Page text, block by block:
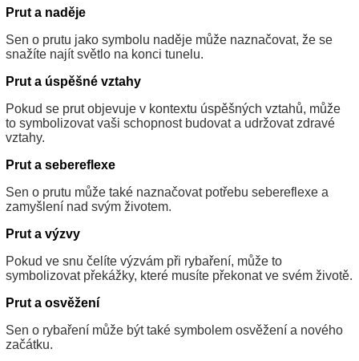
Prut a naděje
Sen o prutu jako symbolu naděje může naznačovat, že se
snažíte najít světlo na konci tunelu.
Prut a úspěšné vztahy
Pokud se prut objevuje v kontextu úspěšných vztahů, může
to symbolizovat vaši schopnost budovat a udržovat zdravé
vztahy.
Prut a sebereflexe
Sen o prutu může také naznačovat potřebu sebereflexe a
zamyšlení nad svým životem.
Prut a výzvy
Pokud ve snu čelíte výzvám při rybaření, může to
symbolizovat překážky, které musíte překonat ve svém životě.
Prut a osvěžení
Sen o rybaření může být také symbolem osvěžení a nového
začátku.